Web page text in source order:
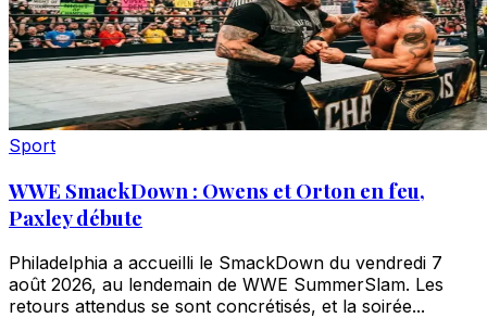
Sport
WWE SmackDown : Owens et Orton en feu,
Paxley débute
Philadelphia a accueilli le SmackDown du vendredi 7
août 2026, au lendemain de WWE SummerSlam. Les
retours attendus se sont concrétisés, et la soirée...